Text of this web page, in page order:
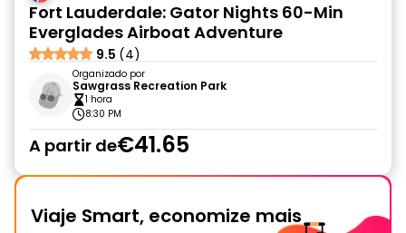
Fort Lauderdale: Gator Nights 60-Min
Everglades Airboat Adventure
9.5 (4)
Organizado por
Sawgrass Recreation Park
1 hora
8:30 PM
A partir de€41.65
Viaje Smart, economize mais